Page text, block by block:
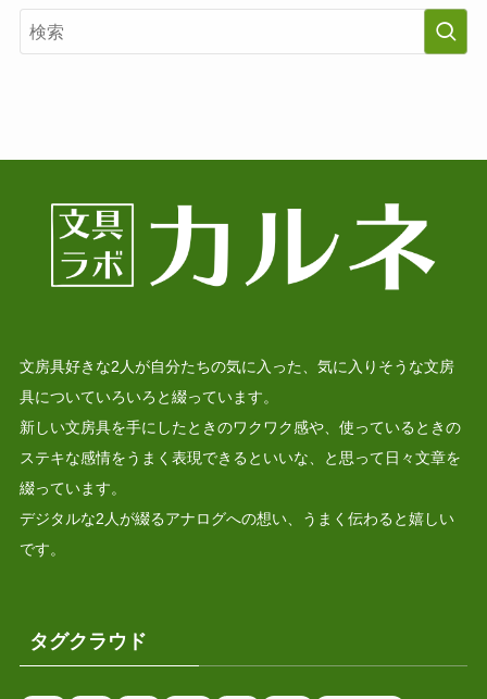
文房具好きな2人が自分たちの気に入った、気に入りそうな文房
具についていろいろと綴っています。
新しい文房具を手にしたときのワクワク感や、使っているときの
ステキな感情をうまく表現できるといいな、と思って日々文章を
綴っています。
デジタルな2人が綴るアナログへの想い、うまく伝わると嬉しい
です。
タグクラウド